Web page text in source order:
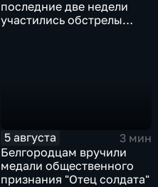
последние две недели
участились обстрелы
5 августа
3 мин
Белгородцам вручили
медали общественного
признания "Отец солдата"